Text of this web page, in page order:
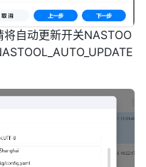
自动更新开关NASTOO